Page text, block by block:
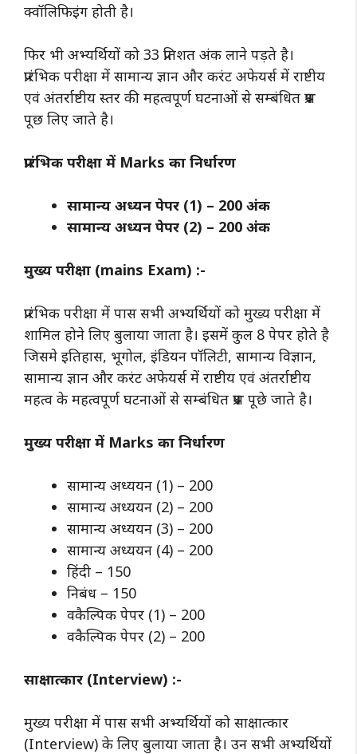
क्वॉलिफिइंग होती है।
फिर भी अभ्यर्थियों को 33 प्रतिशत अंक लाने पड़ते है।
प्रारंभिक परीक्षा में सामान्य ज्ञान और करंट अफेयर्स में राष्टीय
एवं अंतर्राष्टीय स्तर की महत्वपूर्ण घटनाओं से सम्बंधित प्रश्न
पूछ लिए जाते है।
प्रारंभिक परीक्षा में Marks का निर्धारण
सामान्य अध्यन पेपर (1) – 200 अंक
सामान्य अध्यन पेपर (2) – 200 अंक
मुख्य परीक्षा (mains Exam) :-
प्रारंभिक परीक्षा में पास सभी अभ्यर्थियों को मुख्य परीक्षा में
शामिल होने लिए बुलाया जाता है। इसमें कुल 8 पेपर होते है
जिसमे इतिहास, भूगोल, इंडियन पॉलिटी, सामान्य विज्ञान,
सामान्य ज्ञान और करंट अफेयर्स में राष्टीय एवं अंतर्राष्टीय
महत्व के महत्वपूर्ण घटनाओं से सम्बंधित प्रश्न पूछे जाते है।
मुख्य परीक्षा में Marks का निर्धारण
सामान्य अध्ययन (1) – 200
सामान्य अध्ययन (2) – 200
सामान्य अध्ययन (3) – 200
सामान्य अध्ययन (4) – 200
हिंदी – 150
निबंध – 150
वकैल्पिक पेपर (1) – 200
वकैल्पिक पेपर (2) – 200
साक्षात्कार (Interview) :-
मुख्य परीक्षा में पास सभी अभ्यर्थियों को साक्षात्कार
(Interview) के लिए बुलाया जाता है। उन सभी अभ्यर्थियों